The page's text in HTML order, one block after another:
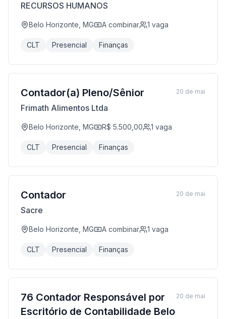
RECURSOS HUMANOS
Belo Horizonte, MG A combinar 1 vaga
CLT Presencial Finanças
Contador(a) Pleno/Sênior
Frimath Alimentos Ltda
Belo Horizonte, MG R$ 5.500,00 1 vaga
CLT Presencial Finanças
20 de mai
Contador
Sacre
Belo Horizonte, MG A combinar 1 vaga
CLT Presencial Finanças
20 de mai
76 Contador Responsável por
Escritório de Contabilidade Belo
20 de mai